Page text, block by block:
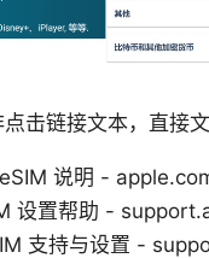
击链接文本，直接文
说明 -
设置帮助 -
支持与设置 -